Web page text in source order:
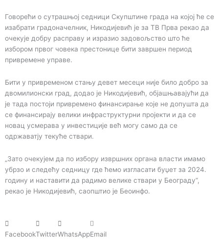
Говорећи о сутрашњој седници Скупштине града на којој ће се
изабрати градоначелник, Никодијевић је за ТВ Прва рекао да
очекује добру расправу и изразио задовољство што ће
избором првог човека престонице бити завршен период
привремене управе.
Бити у привременом стању девет месеци није било добро за
двомилионски град, додао је Никодијевић, објашњавајући да
је тада постоји привремено финансирање које не допушта да
се финансирају велики инфраструктурни пројекти и да се
новац усмерава у инвестиције већ могу само да се
одржаватју текуће ствари.
„Зато очекујем да по избору извршних органа власти имамо
убрзо и следећу седницу где ћемо изгласати буџет за 2024.
годину и наставити да радимо велике ствари у Београду“,
рекао је Никодијевић, саопштио је Беоинфо.
FacebookTwitterWhatsAppEmail